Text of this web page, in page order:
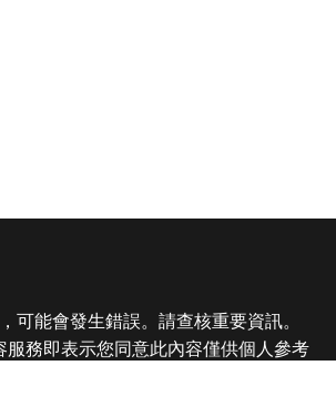
可能會發生錯誤。請查核重要資訊。
服務即表示您同意此內容僅供個人參考